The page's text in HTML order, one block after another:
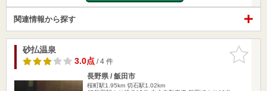
関連情報から探す
お気に入
りに追加
砂払温泉
3.0点/ 4 件
長野県 / 飯田市
桜町駅1.95km 切石駅1.02km